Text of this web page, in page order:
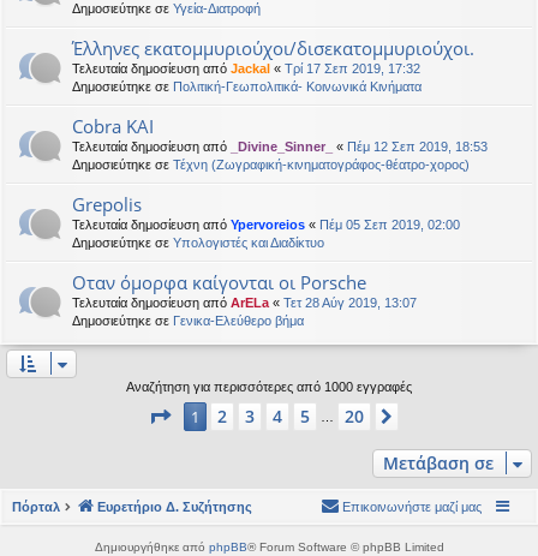
Δημοσιεύτηκε σε Υγεία-Διατροφή
Έλληνες εκατομμυριούχοι/δισεκατομμυριούχοι.
Τελευταία δημοσίευση από Jackal « Τρί 17 Σεπ 2019, 17:32
Δημοσιεύτηκε σε Πολιτική-Γεωπολιτικά- Κοινωνικά Κινήματα
Cobra KAI
Τελευταία δημοσίευση από _Divine_Sinner_ « Πέμ 12 Σεπ 2019, 18:53
Δημοσιεύτηκε σε Τέχνη (Ζωγραφική-κινηματογράφος-θέατρο-χορος)
Grepolis
Τελευταία δημοσίευση από Ypervoreios « Πέμ 05 Σεπ 2019, 02:00
Δημοσιεύτηκε σε Υπολογιστές και Διαδίκτυο
Οταν όμορφα καίγονται οι Porsche
Τελευταία δημοσίευση από ArELa « Τετ 28 Αύγ 2019, 13:07
Δημοσιεύτηκε σε Γενικα-Ελεύθερο βήμα
Αναζήτηση για περισσότερες από 1000 εγγραφές
Σελίδα από 20
1 2 3 4 5 20
Μετάβαση σε
Πόρταλ Ευρετήριο Δ. Συζήτησης Επικοινωνήστε μαζί μας
Δημιουργήθηκε από phpBB® Forum Software © phpBB Limited